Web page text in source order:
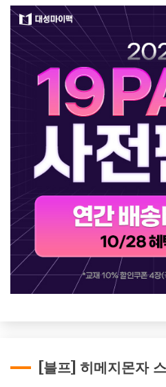
[블프] 히메지몬자